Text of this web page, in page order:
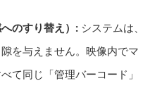
のすり替え）:システムは、
を与えません。映像内でマ
て同じ「管理バーコード」